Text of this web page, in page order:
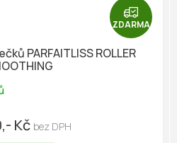
Z
D
A
ZDARMA
PARFAITLISS ROLLER
Kč